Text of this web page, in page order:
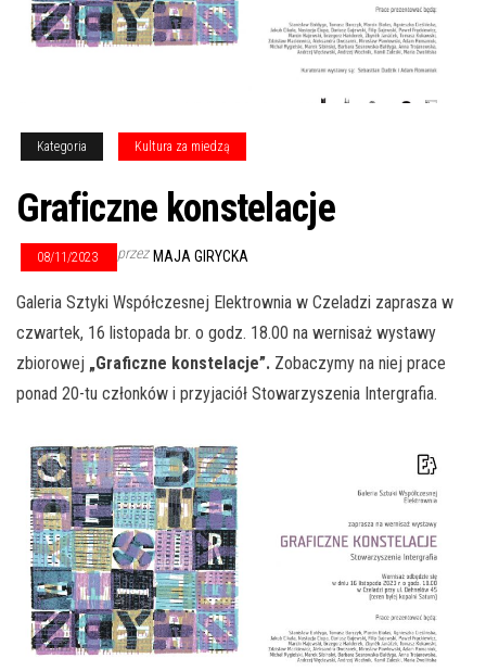
Kategoria Kultura za miedzą
Graficzne konstelacje
08/11/2023 przez MAJA GIRYCKA
Galeria Sztyki Współczesnej Elektrownia w Czeladzi zaprasza w
czwartek, 16 listopada br. o godz. 18.00 na wernisaż wystawy
zbiorowej „Graficzne konstelacje”. Zobaczymy na niej prace
ponad 20-tu członków i przyjaciół Stowarzyszenia Intergrafia.